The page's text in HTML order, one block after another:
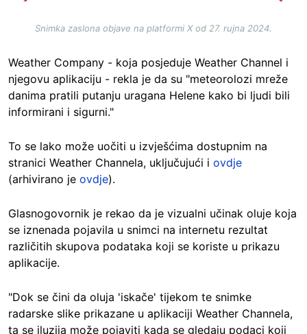
Snimka zaslona objave na platformi X od 27. rujna 2024.
Weather Company - koja posjeduje Weather Channel i
njegovu aplikaciju - rekla je da su "meteorolozi mreže
danima pratili putanju uragana Helene kako bi ljudi bili
informirani i sigurni."
To se lako može uočiti u izvješćima dostupnim na
stranici Weather Channela, uključujući i ovdje
(arhivirano je ovdje).
Glasnogovornik je rekao da je vizualni učinak oluje koja
se iznenada pojavila u snimci na internetu rezultat
različitih skupova podataka koji se koriste u prikazu
aplikacije.
"Dok se čini da oluja 'iskače' tijekom te snimke
radarske slike prikazane u aplikaciji Weather Channela,
ta se iluzija može pojaviti kada se gledaju podaci koji